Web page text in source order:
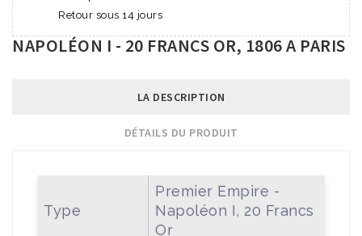
Retour sous 14 jours
NAPOLÉON I - 20 FRANCS OR, 1806 A PARIS
LA DESCRIPTION
DÉTAILS DU PRODUIT
Type
Premier Empire -
Napoléon I, 20 Francs
Or